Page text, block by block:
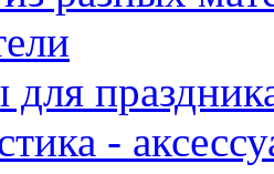
для
-